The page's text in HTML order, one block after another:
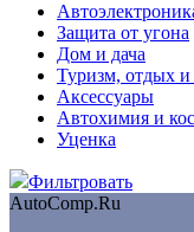
Защита от угона
Дом и дача
Туризм, отдых и
Аксессуары
Автохимия и
Уценка
Фильтровать
AutoComp.Ru